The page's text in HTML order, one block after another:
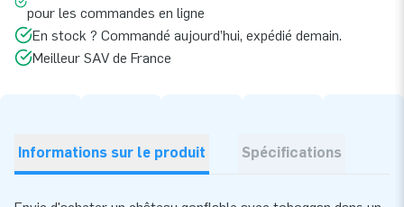
pour les commandes en ligne
En stock ? Commandé aujourd’hui, expédié demain.
Meilleur SAV de France
Informations sur le produit Spécifications